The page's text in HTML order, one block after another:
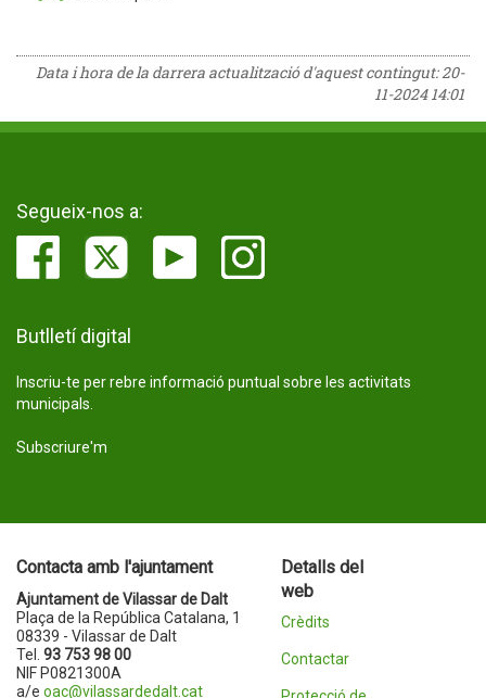
Data i hora de la darrera actualització d'aquest contingut:20-
11-2024 14:01
Segueix-nos a:
Butlletí digital
Inscriu-te per rebre informació puntual sobre les activitats
municipals.
Subscriure'm
Contacta amb l'ajuntament
Ajuntament de Vilassar de Dalt
Plaça de la República Catalana, 1
08339 - Vilassar de Dalt
Tel. 93 753 98 00
NIF P0821300A
a/e oac@vilassardedalt.cat
Detalls del
web
Crèdits
Contactar